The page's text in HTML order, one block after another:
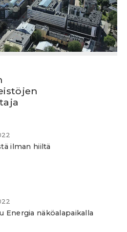
ilman hiiltä
Energia näköalapaikalla